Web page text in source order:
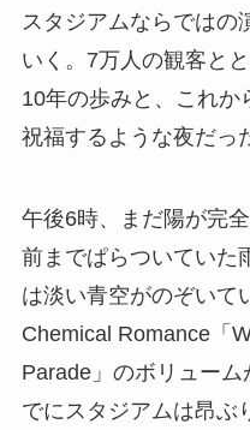
スタジアムならではの
いく。7万人の観客と
10年の歩みと、これか
祝福するような夜だっ
午後6時、まだ陽が完
前までぱらついていた
は淡い青空がのぞいて
Chemical Romance「
Parade」のボリュー
でにスタジアムは昂ぶ